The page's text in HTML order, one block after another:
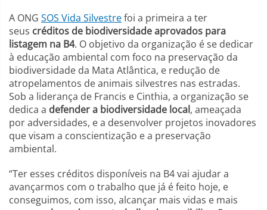
A ONG SOS Vida Silvestrefoi a primeira a ter
seus créditos de biodiversidade aprovados para
listagem na B4. O objetivo da organização é se dedicar
à educação ambiental com foco na preservação da
biodiversidade da Mata Atlântica, e redução de
atropelamentos de animais silvestres nas estradas.
Sob a liderança de Francis e Cinthia, a organização se
dedica a defender a biodiversidade local, ameaçada
por adversidades, e a desenvolver projetos inovadores
que visam a conscientização e a preservação
ambiental.
“Ter esses créditos disponíveis na B4 vai ajudar a
avançarmos com o trabalho que já é feito hoje, e
conseguimos, com isso, alcançar mais vidas e mais